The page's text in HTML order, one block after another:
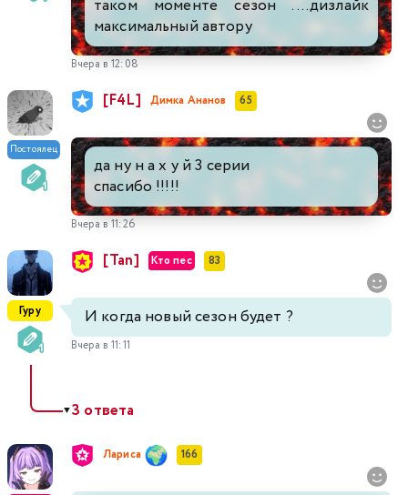
таком моменте сезон ....дизлайк
максимальный автору
Вчера в 12:08
Постоялец
[F4L] Димка Ананов 65
да ну н а х у й 3 серии
спасибо !!!!!
Вчера в 11:26
Гуру
[Tan] Кто пес 83
И когда новый сезон будет ?
Вчера в 11:11
▼3 ответа
Лариса 166